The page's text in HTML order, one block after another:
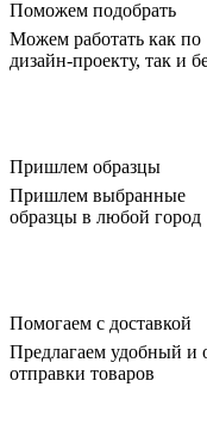
Поможем подобрать
Можем работать как по
дизайн-проекту, так и
Пришлем образцы
Пришлем выбранные
образцы в любой город
Помогаем с доставкой
Предлагаем удобный и
отправки товаров